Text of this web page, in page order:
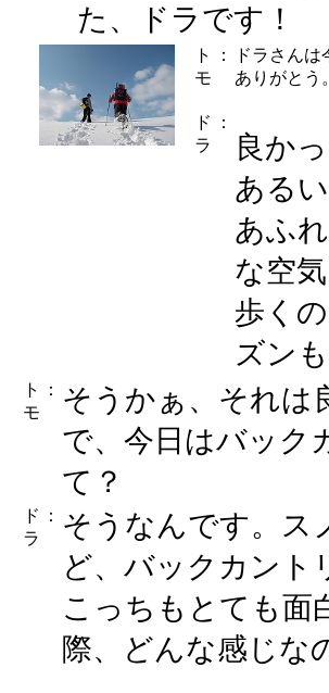
た、ドラです！
ト
モ
：
ドラさん
ありがとう
ド
ラ
：
良か
ある
あふ
な空
歩く
ズン
ト
モ
：
そうかぁ、それは
で、今日はバック
て？
ド
ラ
：
そうなんです。ス
ど、バックカント
こっちもとても
際、どんな感じな